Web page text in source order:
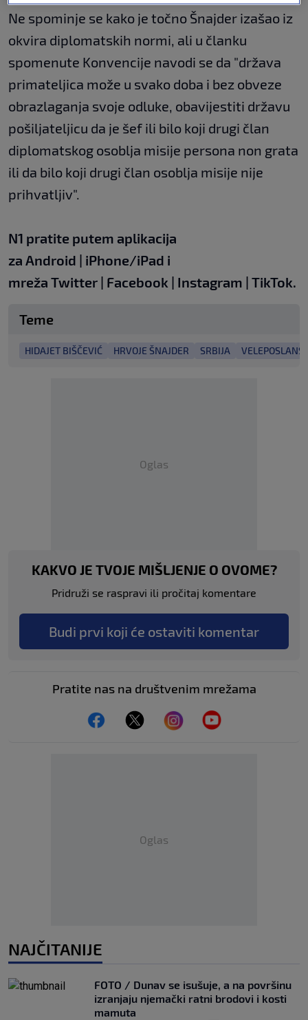
Ne spominje se kako je točno Šnajder izašao iz
okvira diplomatskih normi, ali u članku
spomenute Konvencije navodi se da "država
primateljica može u svako doba i bez obveze
obrazlaganja svoje odluke, obavijestiti državu
pošiljateljicu da je šef ili bilo koji drugi član
diplomatskog osoblja misije persona non grata
ili da bilo koji drugi član osoblja misije nije
prihvatljiv".
N1 pratite putem aplikacija
za Android | iPhone/iPad i
mreža Twitter | Facebook | Instagram | TikTok.
Teme
HIDAJET BIŠČEVIĆ HRVOJE ŠNAJDER SRBIJA
Oglas
KAKVO JE TVOJE MIŠLJENJE O OVOME?
Pridruži se raspravi ili pročitaj komentare
Budi prvi koji će ostaviti komentar
Pratite nas na društvenim mrežama
Oglas
NAJČITANIJE
FOTO / Dunav se isušuje, a na površinu
izranjaju njemački ratni brodovi i kosti
mamuta